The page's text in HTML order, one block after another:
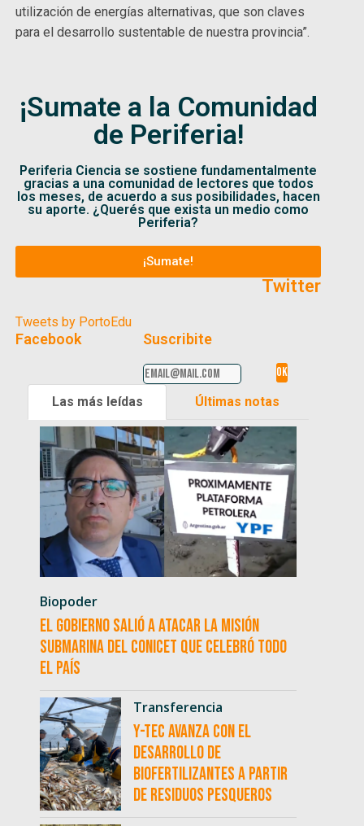
utilización de energías alternativas, que son claves
para el desarrollo sustentable de nuestra provincia”.
¡Sumate a la Comunidad
de Periferia!
Periferia Ciencia se sostiene fundamentalmente
gracias a una comunidad de lectores que todos
los meses, de acuerdo a sus posibilidades, hacen
su aporte. ¿Querés que exista un medio como
Periferia?
¡Sumate!
Twitter
Tweets by PortoEdu
Facebook Suscribite
Las más leídas Últimas notas
Biopoder
El Gobierno salió a atacar la misión
submarina del CONICET que celebró todo
el país
Transferencia
Y-TEC avanza con el
desarrollo de
biofertilizantes a partir
de residuos pesqueros